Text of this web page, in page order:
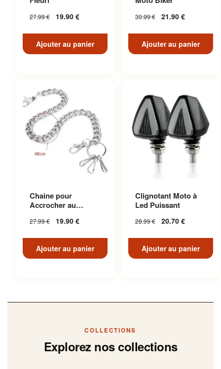
27.99€ 19.90 €
Ajouter au panier
30.99€ 21.90 €
Ajouter au panier
Chaine pour
Accrocher au
Inoxydable
27.99€ 19.90 €
Ajouter au panier
Clignotant Moto à
Led Puissant
28.99€ 20.70 €
Ajouter au panier
COLLECTIONS
Explorez nos collections